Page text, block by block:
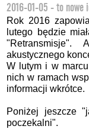
2016-01-05 - to nowe
Rok 2016
lutego będzie
"Retransmisje".
akustycznego
W lutym i w
nich w ramach
informacji wkrótce.
Poniżej jeszcze
poczekalni".